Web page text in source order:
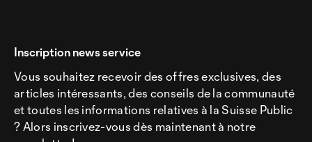
Inscription news service
Vous souhaitez recevoir des offres exclusives, des
articles intéressants, des conseils de la communauté
et toutes les informations relatives à la Suisse Public
? Alors inscrivez-vous dès maintenant à notre